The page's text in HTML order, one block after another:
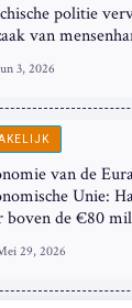
politie
van
3, 2026
van de
Unie:
boven de €80
29, 2026